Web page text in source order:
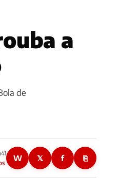
a
de
W 𝕏 f ⎘